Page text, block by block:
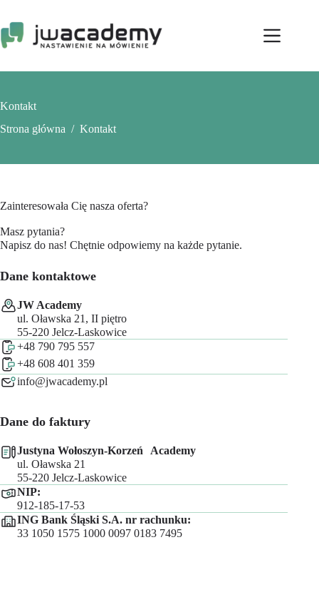
treści
Kontakt
Strona główna / Kontakt
Zainteresowała Cię nasza oferta?
Masz pytania?
Napisz do nas! Chętnie odpowiemy na każde pytanie.
Dane kontaktowe
JW Academy
ul. Oławska 21, II piętro
55-220 Jelcz-Laskowice
+48 790 795 557
+48 608 401 359
info@jwacademy.pl
Dane do faktury
Justyna Wołoszyn-Korzeń Academy
ul. Oławska 21
55-220 Jelcz-Laskowice
NIP:
912-185-17-53
ING Bank Śląski S.A. nr rachunku:
33 1050 1575 1000 0097 0183 7495